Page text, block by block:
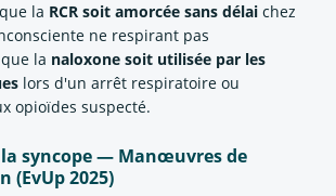
la RCR soit amorcée sans délai chez
ne respirant pas
la naloxone soit utilisée par les
lors d'un arrêt respiratoire ou
opioïdes suspecté.
syncope — Manœuvres de
(EvUp 2025)